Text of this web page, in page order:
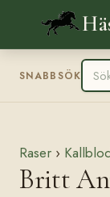
SNABBSÖK
Raser ›
Britt